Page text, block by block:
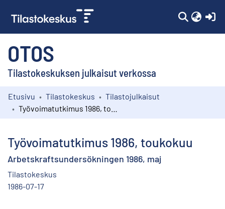
OTOS
Tilastokeskuksen julkaisut verkossa
Kokoelmat
Etusivu Tilastokeskus
Tilastojulkaisut
Työvoimatutkimus 1986, toukokuu
Arbetskraftsundersökningen 1986, maj
Tilastokeskus
1986-07-17